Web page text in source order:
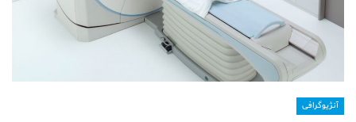
آنژیوگرافی